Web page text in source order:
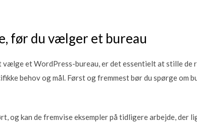
før du vælger et bureau
vælge et WordPress-bureau, er det essentielt at stille
behov og mål. Først og fremmest bør du spørge om
og kan de fremvise eksempler på tidligere arbejde, der